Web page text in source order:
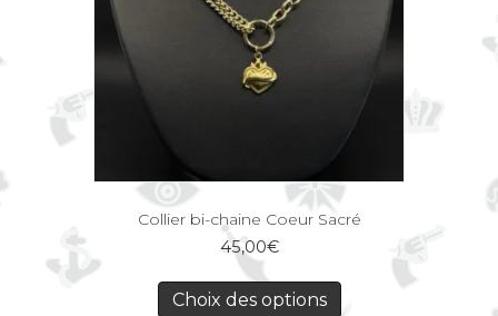
Collier bi-chaine Coeur Sacré
45,00€
Choix des options